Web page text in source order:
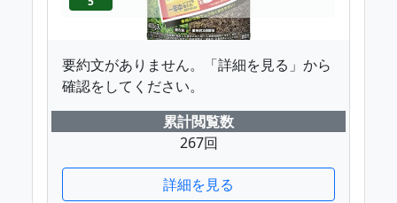
要約文がありません。「詳細を見る」から
確認をしてください。
累計閲覧数
267回
詳細を見る